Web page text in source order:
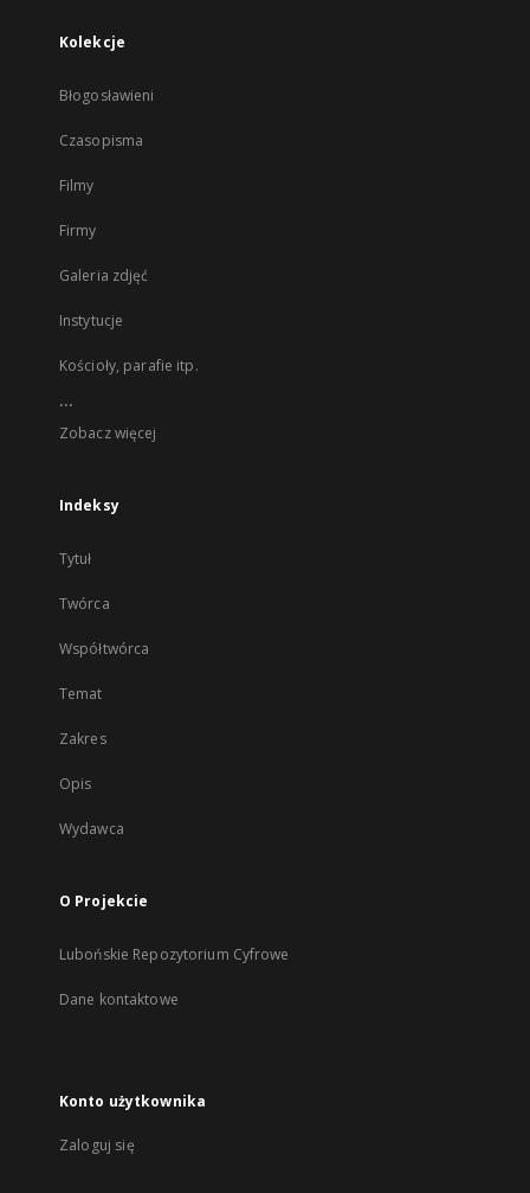
Kolekcje
Błogosławieni
Czasopisma
Filmy
Firmy
Galeria zdjęć
Instytucje
Kościoły, parafie itp.
...
Zobacz więcej
Indeksy
Tytuł
Twórca
Współtwórca
Temat
Zakres
Opis
Wydawca
O Projekcie
Lubońskie Repozytorium Cyfrowe
Dane kontaktowe
Konto użytkownika
Zaloguj się